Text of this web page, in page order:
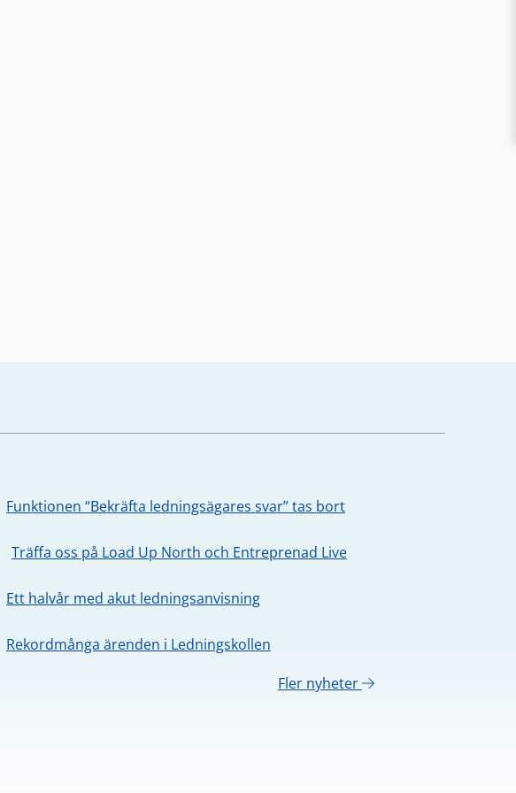
Funktionen “Bekräfta ledningsägares svar” tas bort
Träffa oss på Load Up North och Entreprenad Live
Ett halvår med akut ledningsanvisning
Rekordmånga ärenden i Ledningskollen
Fler nyheter